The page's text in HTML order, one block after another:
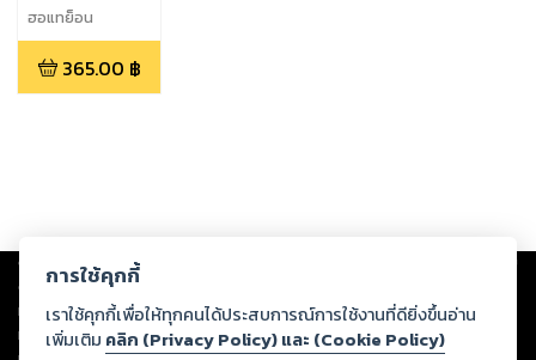
แห่งเกาะเชจู
ฮอแทย็อน
365.00 ฿
Copyright © 2026
ต่อผลงานหรือเนื้อหาใดที่อัปโหลดผ่านเว็บไซต์และปรากฏว่าละเมิดสิทธิใน
ทรัพย์สินทางปัญญาของบุคคลอื่นหรือขัดต่อกฎหมายและศีลธรรม ดังนั้น ผู้อ่าน
ทุกท่านโปรดใช้วิจารณญาณในการกลั่นกรองด้วยตนเอง และหากท่านพบว่าส่วน
การใช้คุกกี้
เราใช้คุกกี้เพื่อให้ทุกคนได้ประสบการณ์การใช้งานที่ดียิ่งขึ้นอ่าน
เพิ่มเติม คลิก (Privacy Policy) และ (Cookie Policy)